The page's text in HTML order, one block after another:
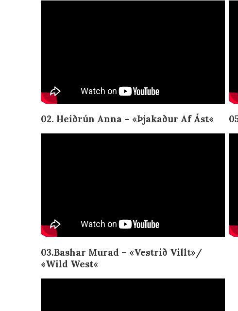
02. Heiðrún Anna – «Þjakaður Af Ást«
03.Bashar Murad – «Vestrið Villt»/
«Wild West«